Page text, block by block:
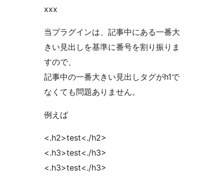
xxx
当プラグインは、記事中にある一番大
きい見出しを基準に番号を割り振りま
すので、
記事中の一番大きい見出しタグがh1で
なくても問題ありません。
例えば
<.h2>test<./h2>
<.h3>test<./h3>
<.h3>test<./h3>